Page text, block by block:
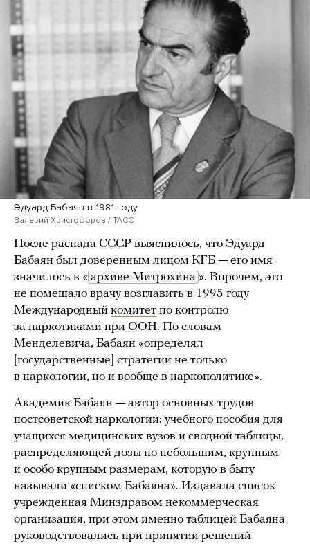
Эдуард Бабаян в 1981 году
Валерий Христофоров / ТАСС
После распада СССР выяснилось, что Эдуард
Бабаян был доверенным лицом КГБ — его имя
значилось в « архиве Митрохина ». Впрочем, это
не помешало врачу возглавить в 1995 году
Международный комитет по контролю
за наркотиками при ООН. По словам
Менделевича, Бабаян «определял
[государственные] стратегии не только
в наркологии, но и вообще в наркополитике».
Академик Бабаян — автор основных трудов
постсоветской наркологии: учебного пособия для
учащихся медицинских вузов и сводной таблицы,
распределяющей дозы по небольшим, крупным
и особо крупным размерам, которую в быту
называли «списком Бабаяна». Издавала список
учрежденная Минздравом некоммерческая
организация, при этом именно таблицей Бабаяна
руководствовались при принятии решений